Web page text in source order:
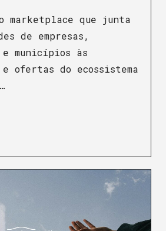
marketplace que junta
de empresas,
municípios às
e ofertas do ecossistema